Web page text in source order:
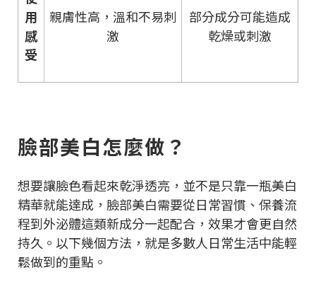
用
感
受
親膚性高，溫和不易刺
激
部分成分可能造成
乾燥或刺激
臉部美白怎麼做？
想要讓臉色看起來乾淨透亮，並不是只靠一瓶美白
精華就能達成，臉部美白需要從日常習慣、保養流
程到外泌體這類新成分一起配合，效果才會更自然
持久。以下幾個方法，就是多數人日常生活中能輕
鬆做到的重點。